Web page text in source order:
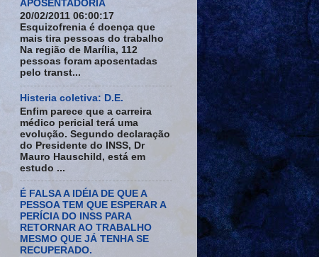
APOSENTADORIA
20/02/2011 06:00:17
Esquizofrenia é doença que
mais tira pessoas do trabalho
Na região de Marília, 112
pessoas foram aposentadas
pelo transt...
Histeria coletiva: D.E.
Enfim parece que a carreira
médico pericial terá uma
evolução. Segundo declaração
do Presidente do INSS, Dr
Mauro Hauschild, está em
estudo ...
É FALSA A IDÉIA DE QUE A
PESSOA TEM QUE ESPERAR A
PERÍCIA DO INSS PARA
RETORNAR AO TRABALHO
MESMO QUE JÁ TENHA SE
RECUPERADO.